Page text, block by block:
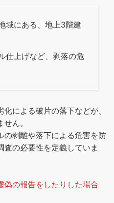
域にある、地上3階建
仕上げなど、剥落の危
による破片の落下などが、
ん。
の剥離や落下による危害を防
査の必要性を定義していま
偽の報告をしたりした場合